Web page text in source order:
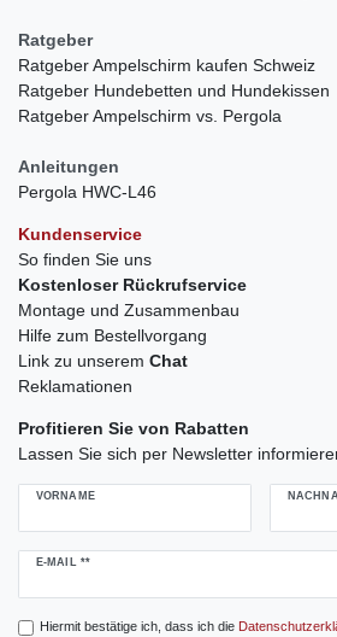
Ratgeber
Ratgeber Ampelschirm kaufen Schweiz
Ratgeber Hundebetten und Hundekissen
Ratgeber Ampelschirm vs. Pergola
Anleitungen
Pergola HWC-L46
Kundenservice
So finden Sie uns
Kostenloser Rückrufservice
Montage und Zusammenbau
Hilfe zum Bestellvorgang
Link zu unserem Chat
Reklamationen
Profitieren Sie von Rabatten
Lassen Sie sich per Newsletter
VORNAME
E-MAIL **
Newsletter
Hiermit bestätige ich, dass ich die